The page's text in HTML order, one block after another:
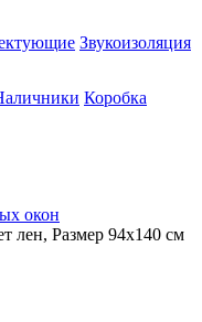
Звукоизоляция
Коробка
окон
лен, Размер 94х140 см